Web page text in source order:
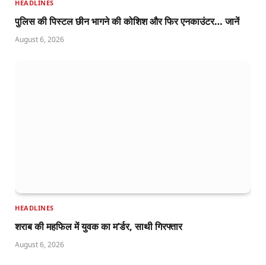
HEADLINES
पुलिस की पिस्टल छीन भागने की कोशिश और फिर एनकाउंटर… जानें
August 6, 2026
HEADLINES
शराब की महफिल में युवक का म’र्डर, साथी गिरफ्तार
August 6, 2026